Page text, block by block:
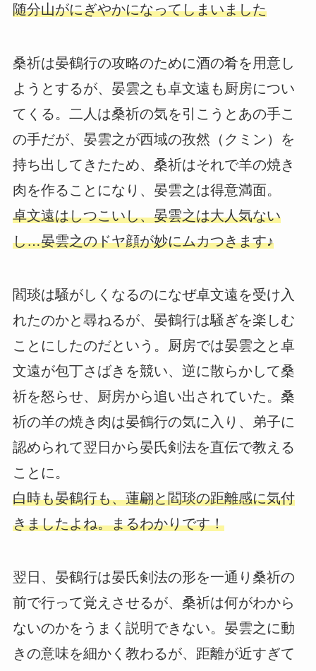
随分山がにぎやかになってしまいました
桑祈は晏鶴行の攻略のために酒の肴を用意し
ようとするが、晏雲之も卓文遠も厨房につい
てくる。二人は桑祈の気を引こうとあの手こ
の手だが、晏雲之が西域の孜然（クミン）を
持ち出してきたため、桑祈はそれで羊の焼き
肉を作ることになり、晏雲之は得意満面。
卓文遠はしつこいし、晏雲之は大人気ない
し…晏雲之のドヤ顔が妙にムカつきます♪
閻琰は騒がしくなるのになぜ卓文遠を受け入
れたのかと尋ねるが、晏鶴行は騒ぎを楽しむ
ことにしたのだという。厨房では晏雲之と卓
文遠が包丁さばきを競い、逆に散らかして桑
祈を怒らせ、厨房から追い出されていた。桑
祈の羊の焼き肉は晏鶴行の気に入り、弟子に
認められて翌日から晏氏剣法を直伝で教える
ことに。
白時も晏鶴行も、蓮翩と閻琰の距離感に気付
きましたよね。まるわかりです！
翌日、晏鶴行は晏氏剣法の形を一通り桑祈の
前で行って覚えさせるが、桑祈は何がわから
ないのかをうまく説明できない。晏雲之に動
きの意味を細かく教わるが、距離が近すぎて